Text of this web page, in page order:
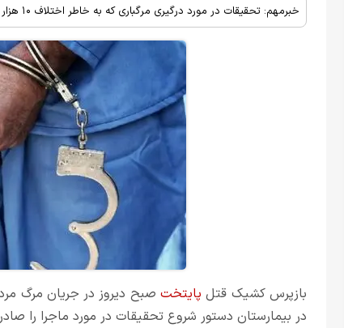
خبرمهم: تحقیقات در مورد درگیری مرگباری که به خاطر اختلاف ۱۰ هزار تومانی اتفاق افتاده است، منجر به دستگیری مرد ۳۰ ساله شد.
بازپرس کشیک قتل پایتختصبح دیروز در جریان مرگ مرد
در بیمارستان دستور شروع تحقیقات در مورد ماجرا را